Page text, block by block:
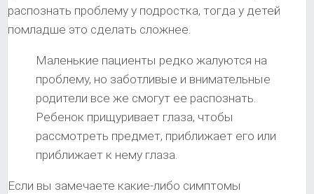
распознать проблему у подростка, тогда у детей
помладше это сделать сложнее.
Маленькие пациенты редко жалуются на
проблему, но заботливые и внимательные
родители все же смогут ее распознать.
Ребенок прищуривает глаза, чтобы
рассмотреть предмет, приближает его или
приближает к нему глаза.
Если вы замечаете какие-либо симптомы